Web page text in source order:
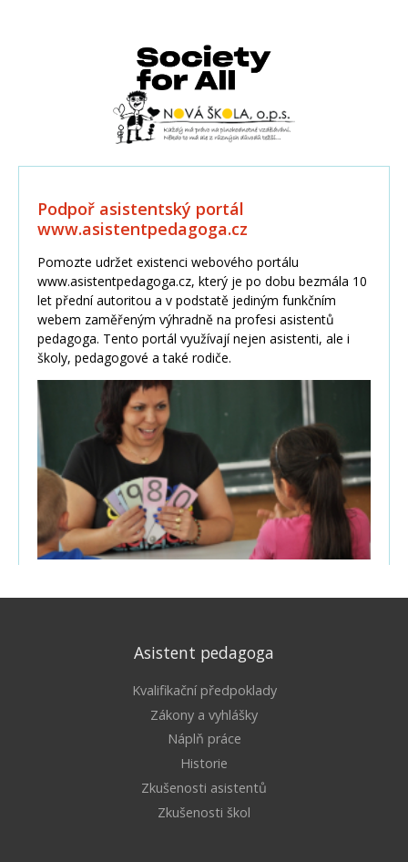
Asistent pedagoga
Kvalifikační předpoklady
Zákony a vyhlášky
Náplň práce
Historie
Zkušenosti asistentů
Zkušenosti škol